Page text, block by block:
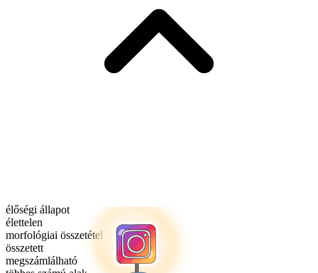
élőségi állapot
élettelen
morfológiai összetétel
összetett
megszámlálható